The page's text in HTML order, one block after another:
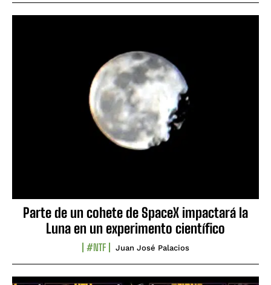
Parte de un cohete de SpaceX impactará la
Luna en un experimento científico
#NTF Juan José Palacios